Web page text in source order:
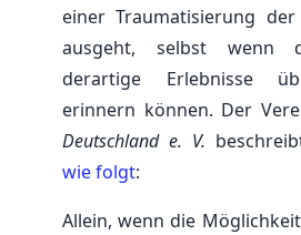
einer Traumatisierung
ausgeht, selbst wenn
derartige Erlebnisse
erinnern können. Der
Deutschland e. V.
wie folgt:
Allein, wenn die